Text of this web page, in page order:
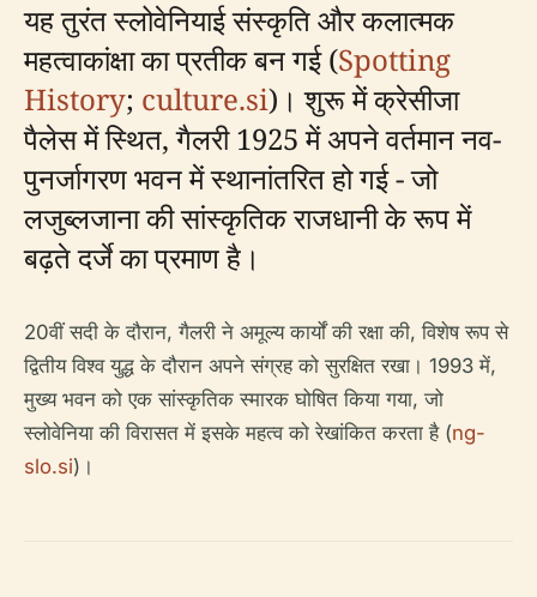
यह तुरंत स्लोवेनियाई संस्कृति और कलात्मक
महत्वाकांक्षा का प्रतीक बन गई (Spotting
History; culture.si)। शुरू में क्रेसीजा
पैलेस में स्थित, गैलरी 1925 में अपने वर्तमान नव-
पुनर्जागरण भवन में स्थानांतरित हो गई - जो
लजुब्लजाना की सांस्कृतिक राजधानी के रूप में
बढ़ते दर्जे का प्रमाण है।
20वीं सदी के दौरान, गैलरी ने अमूल्य कार्यों की रक्षा की, विशेष रूप से
द्वितीय विश्व युद्ध के दौरान अपने संग्रह को सुरक्षित रखा। 1993 में,
मुख्य भवन को एक सांस्कृतिक स्मारक घोषित किया गया, जो
स्लोवेनिया की विरासत में इसके महत्व को रेखांकित करता है (ng-
slo.si)।